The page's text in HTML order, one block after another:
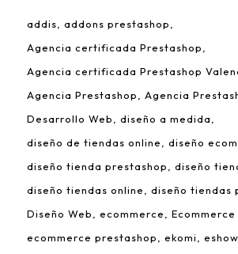
addis
addons prestashop
Agencia certificada Prestashop
Agencia certificada Prestashop
Agencia Prestashop
Agencia
Desarrollo Web
diseño a medida
diseño de tiendas online
diseño
diseño tienda prestashop
diseño
diseño tiendas online
diseño tiendas
Diseño Web
ecommerce
ecommerce prestashop
ekomi